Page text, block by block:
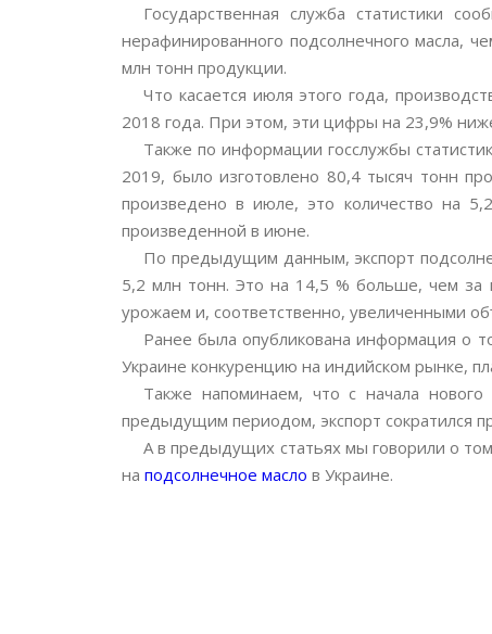
Государственная служба статистики
нерафинированного подсолнечного масла,
млн тонн продукции.
Что касается июля этого года,
2018 года. При этом, эти цифры на 23,9%
Также по информации госслужбы
2019, было изготовлено 80,4 тысяч тонн
произведено в июле, это количество на
произведенной в июне.
По предыдущим данным, экспорт
5,2 млн тонн. Это на 14,5 % больше, чем за
урожаем и, соответственно, увеличенными
Ранее была опубликована информация о
Украине конкуренцию на индийском рынке,
Также напоминаем, что с начала
предыдущим периодом, экспорт сократился
А в предыдущих статьях мы говорили о
на подсолнечное масло в Украине.